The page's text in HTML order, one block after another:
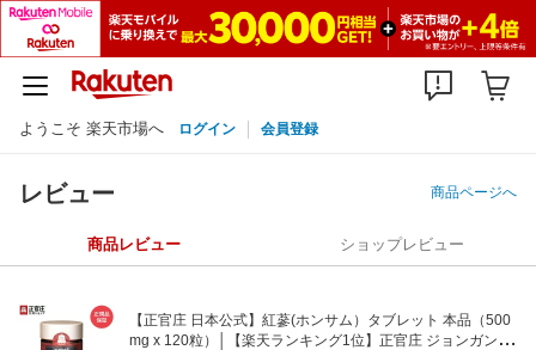
ようこそ 楽天市場へ ログイン 会員登録
レビュー 商品ページへ
商品レビュー ショップレビュー
【正官庄 日本公式】紅蔘(ホンサム）タブレット 本品（500
mg x 120粒）│【楽天ランキング1位】正官庄 ジョンガンジ